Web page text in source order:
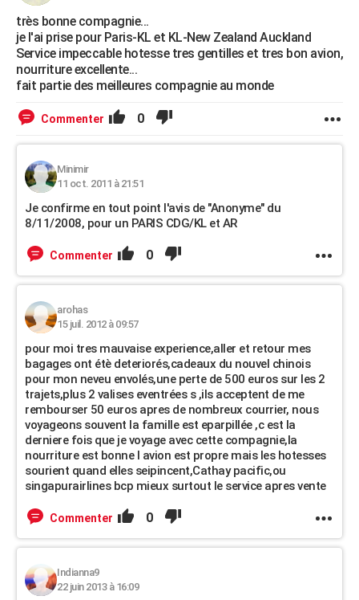
S'inscrire
Se connecter
Lycées
Collèges
Primaires
Universités
Entreprises
Service militaire
Avis de recherche
FORUM
Bricolage
Lifestyle
Culture
Sport
Auto
Television
Voyage
Cinema
très bonne compagnie...
je l'ai prise pour Paris-KL et KL-New Zealand Auckland
Service impeccable hotesse tres gentilles et tres bon avion,
nourriture excellente...
fait partie des meilleures compagnie au monde
Commenter 0
Minimir
11 oct. 2011 à 21:51
Je confirme en tout point l'avis de "Anonyme" du
8/11/2008, pour un PARIS CDG/KL et AR
Commenter 0
arohas
15 juil. 2012 à 09:57
pour moi tres mauvaise experience,aller et retour mes
bagages ont étè deteriorés,cadeaux du nouvel chinois
pour mon neveu envolés,une perte de 500 euros sur les 2
trajets,plus 2 valises eventrées s ,ils acceptent de me
rembourser 50 euros apres de nombreux courrier, nous
voyageons souvent la famille est eparpillée ,c est la
derniere fois que je voyage avec cette compagnie,la
nourriture est bonne l avion est propre mais les hotesses
sourient quand elles seipincent,Cathay pacific,ou
singapurairlines bcp mieux surtout le service apres vente
Commenter 0
Indianna9
22 juin 2013 à 16:09